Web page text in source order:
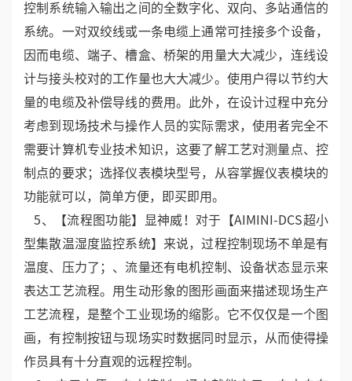
史曲线绘制、报表等。
4、系统组建：系统组建简单易用、节约投资：从设
计、安装、投运到正常生产运行及检修维护，体现出相
当的优越性。采用RS485现场总线型系统是现场仪表和
控制系统输入输出之间的全数字化、双向、多站通信的
系统。一对双绞线或一条电缆上通常可挂接多个设备，
因而电缆、端子、槽盒、桥架的用量大大减少，连线设
计与接头校对的工作量也大大减少。使用户得以节约大
量的电缆及补偿导线的费用。此外，在设计过程中充分
考虑到现场技术与操作人员的实际需求，使用者完全不
需要计算机专业技术知识，这要了解工艺对测量点、控
制点的要求；选择仪表模块型号，从容掌握仪表模块的
功能就可以，简单方便，即买即用。
5、【流程图功能】显神威！对于【AIMINI-DCS超小
型集散温湿度监控系统】来说，过程控制现场不单是有
温度、压力了；、流量还有电机控制、设备状态显示来